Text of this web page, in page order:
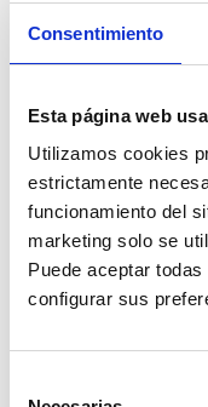
Consentimiento
Esta página web
Utilizamos cookies
estrictamente
funcionamiento del
marketing solo se
Puede aceptar
configurar sus
selectivo a las
Seguros
IH-Impuesto a los
Hidrocarburos
R19-Retenciones
bancas y casinos
R20-Declaración
bancas de lotería y
deportivas
CAS -Impuesto
RZC-Declaración